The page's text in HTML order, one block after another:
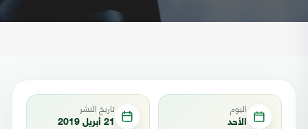
اليوم
الأحد
تاريخ النشر
21 أبريل 2019